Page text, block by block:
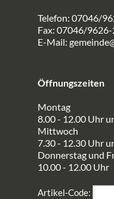
Telefon: 07046/
Fax: 07046/
E-Mail:
Öffnungszeiten
Montag
8.00 - 12.00 Uhr
Mittwoch
7.30 - 12.30 Uhr
Donnerstag und
10.00 - 12.00 Uhr
Artikel-Code: